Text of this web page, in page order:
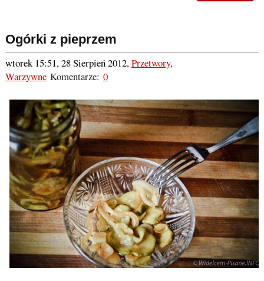
Ogórki z pieprzem
wtorek 15:51, 28 Sierpień 2012, Przetwory,
WarzywneKomentarze: 0